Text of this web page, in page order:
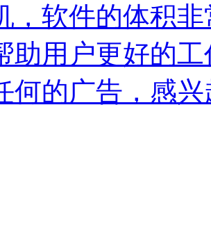
，软件的体积
助用户更好的
何的广告，感